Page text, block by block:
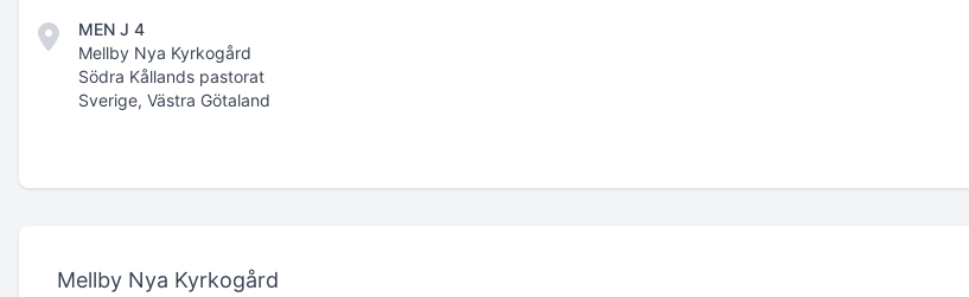
MEN J 4
Mellby Nya Kyrkogård
Södra Kållands pastorat
Sverige, Västra Götaland
Mellby Nya Kyrkogård